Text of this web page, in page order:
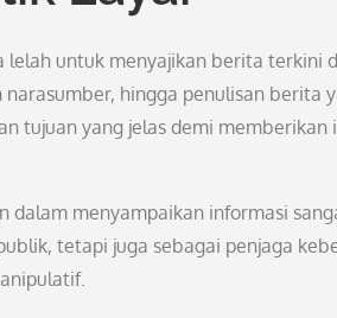
untuk menyajikan berita terkini
hingga penulisan berita
tujuan yang jelas demi memberikan
dalam menyampaikan informasi
tetapi juga sebagai penjaga